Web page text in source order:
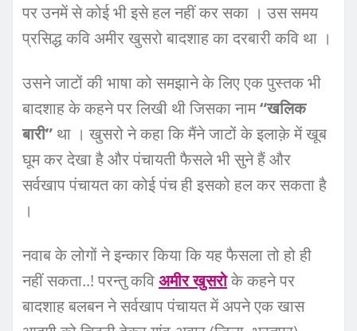
पर उनमें से कोई भी इसे हल नहीं कर सका । उस समय
प्रसिद्ध कवि अमीर खुसरो बादशाह का दरबारी कवि था ।
उसने जाटों की भाषा को समझाने के लिए एक पुस्तक भी
बादशाह के कहने पर लिखी थी जिसका नाम“खलिक
बारी” था । खुसरो ने कहा कि मैंने जाटों के इलाक़े में खूब
घूम कर देखा है और पंचायती फैसले भी सुने हैं और
सर्वखाप पंचायत का कोई पंच ही इसको हल कर सकता है
।
नवाब के लोगों ने इन्कार किया कि यह फैसला तो हो ही
नहीं सकता..! परन्तु कविअमीर खुसरोके कहने पर
बादशाह बलबन ने सर्वखाप पंचायत में अपने एक खास